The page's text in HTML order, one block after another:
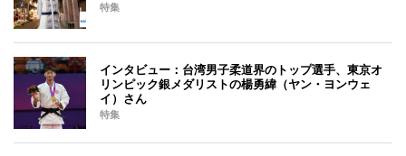
特集
インタビュー：台湾男子柔道界のトップ選手、東京オ
リンピック銀メダリストの楊勇緯（ヤン・ヨンウェ
イ）さん
特集